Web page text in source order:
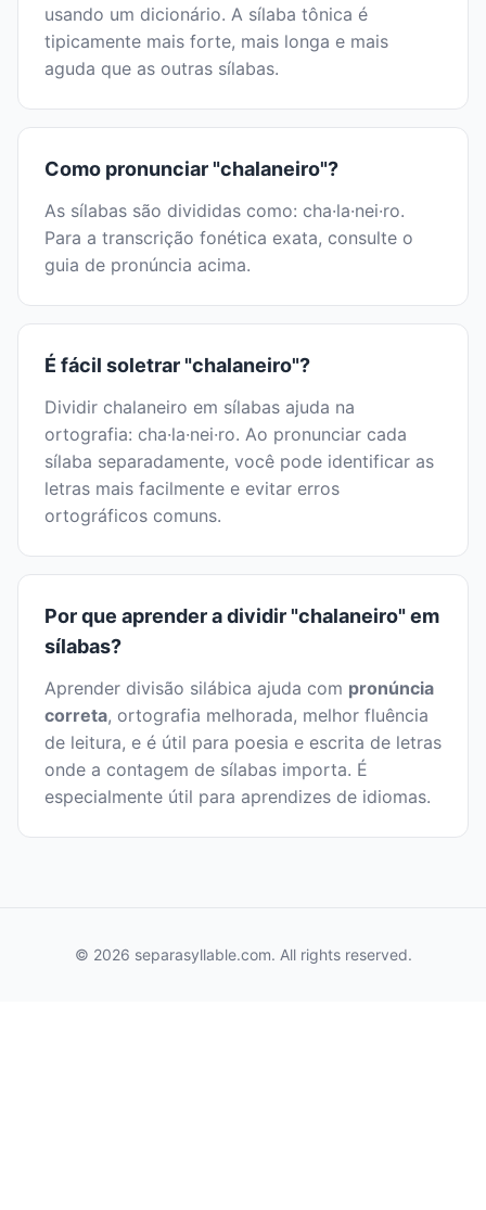
usando um dicionário. A sílaba tônica é
tipicamente mais forte, mais longa e mais
aguda que as outras sílabas.
Como pronunciar "chalaneiro"?
As sílabas são divididas como: cha·la·nei·ro.
Para a transcrição fonética exata, consulte o
guia de pronúncia acima.
É fácil soletrar "chalaneiro"?
Dividir chalaneiro em sílabas ajuda na
ortografia: cha·la·nei·ro. Ao pronunciar cada
sílaba separadamente, você pode identificar as
letras mais facilmente e evitar erros
ortográficos comuns.
Por que aprender a dividir "chalaneiro" em
sílabas?
Aprender divisão silábica ajuda com pronúncia
correta, ortografia melhorada, melhor fluência
de leitura, e é útil para poesia e escrita de letras
onde a contagem de sílabas importa. É
especialmente útil para aprendizes de idiomas.
© 2026 separasyllable.com. All rights reserved.